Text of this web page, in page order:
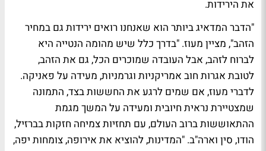
את הירידות.
"הדבר המדאיג ביותר הוא שאנחנו רואים ירידות גם במחיר
הזהב", מציין מעוז. "בדרך כלל שיש מהומה הנטייה היא
לברוח לזהב, אבל העובדה שמוכרים הכל, גם את הזהב,
לטובת אגרות חוב אמריקניות וגרמניות, מעידה על פאניקה.
לדברי מעוז, אם שמים לרגע את החששות בצד, התמונה
שמצטיירת נראית חיובית ומעידה על המשך מגמת
ההתאוששות ברוב העולם, עם תחזיות צמיחה חזקות בברזיל,
הודו, סין וארה"ב. "המדינות, להוציא את אירופה, צומחות יפה,